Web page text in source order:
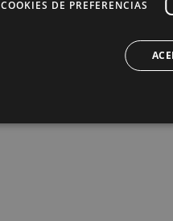
COOKIES DE PREFERENCIAS